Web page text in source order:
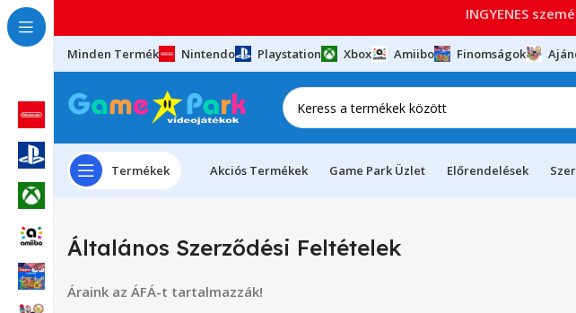
Minden Termék Nintendo Playstation Xbox Amiibo Finomságok
Termékek Akciós Termékek Game Park Üzlet Előrendelések
Általános Szerződési Feltételek
Áraink az ÁFÁ-t tartalmazzák!
INGYENES